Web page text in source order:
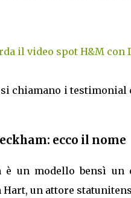
il video spot H&M con
chiamano i
ecco il nome
un modello bensì un
un attore